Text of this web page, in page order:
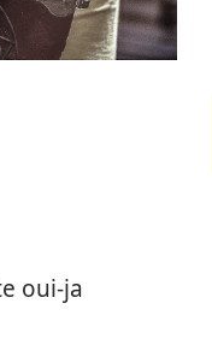
oui-ja